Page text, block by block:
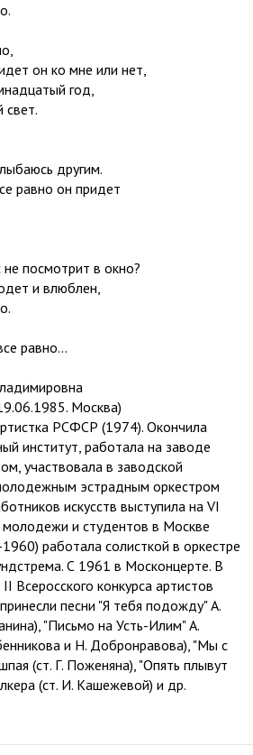
он ко мне или нет,
год,
свет.
другим.
равно он придет
посмотрит в окно?
и влюблен,
равно...
Москва)
РСФСР (1974). Окончила
институт, работала на заводе
участвовала в заводской
эстрадным оркестром
искусств выступила на VI
и студентов в Москве
работала солисткой в оркестре
С 1961 в Москонцерте. В
Всеросского конкурса артистов
песни "Я тебя подожду" А.
"Письмо на Усть-Илим" А.
и Н. Добронравова), "Мы с
(ст. Г. Поженяна), "Опять плывут
(ст. И. Кашежевой) и др.